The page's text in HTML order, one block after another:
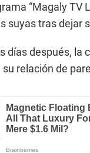
“Magaly TV
suyas tras dejar
días después, la
relación de